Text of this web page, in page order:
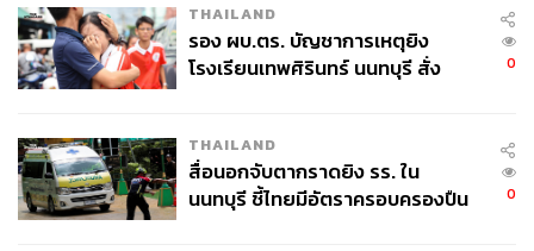
THAILAND
รอง ผบ.ตร. บัญชาการเหตุยิง
โรงเรียนเทพศิรินทร์ นนทบุรี สั่ง
0
THAILAND
สื่อนอกจับตากราดยิง รร. ใน
นนทบุรี ชี้ไทยมีอัตราครอบครองปืน
0